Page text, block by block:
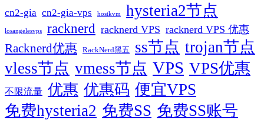
cn2-gia cn2-gia-vps hostkvm hysteria2节点
losangelesvps racknerd racknerd VPS racknerd VPS 优惠
Racknerd优惠 RackNerd黑五 ss节点 trojan节点
vless节点 vmess节点 VPS VPS优惠
不限流量 优惠 优惠码 便宜VPS
免费hysteria2 免费SS 免费SS账号